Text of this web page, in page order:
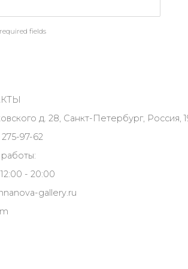
fields
д. 28, Санкт-Петербург, Россия,
275-97-62
- 20:00
gallery.ru